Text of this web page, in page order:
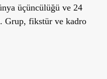
üçüncülüğü ve 24
Grup, fikstür ve kadro